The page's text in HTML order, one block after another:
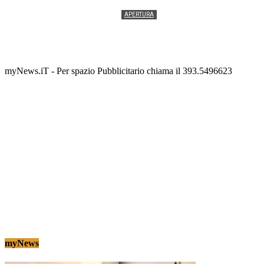
APERTURA
myNews.iT - Per spazio Pubblicitario chiama il 393.5496623
myNews